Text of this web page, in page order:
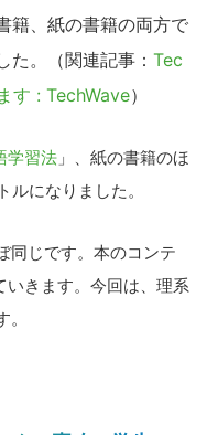
籍、紙の書籍の両方で
た。（関連記事： Tec
す : TechWave）
学習法 」、紙の書籍のほ
ルになりました。
同じです。本のコンテ
いきます。今回は、理系